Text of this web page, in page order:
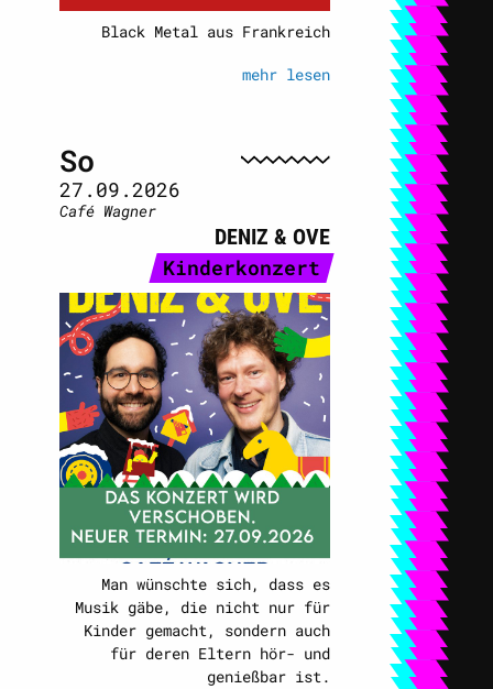
Black Metal aus Frankreich
mehr lesen
So
27.09.2026
Café Wagner
DENIZ & OVE
Kinderkonzert
Man wünschte sich, dass es
Musik gäbe, die nicht nur für
Kinder gemacht, sondern auch
für deren Eltern hör- und
genießbar ist.